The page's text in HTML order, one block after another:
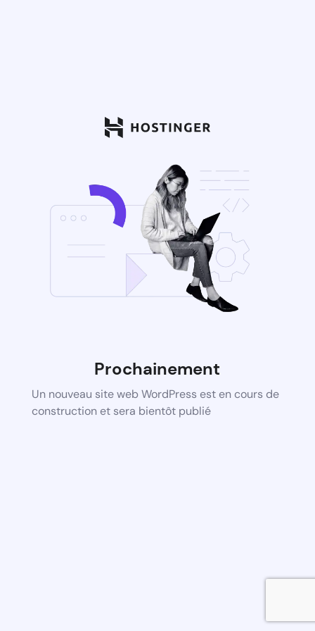
Prochainement
Un nouveau site web WordPress est en cours de
construction et sera bientôt publié